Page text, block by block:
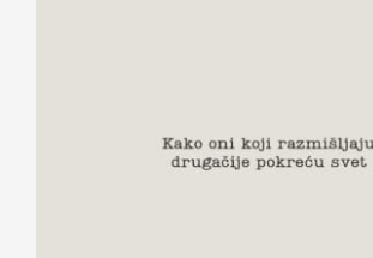
ORIGINALNI – Kako oni
razmišljaju drugačije